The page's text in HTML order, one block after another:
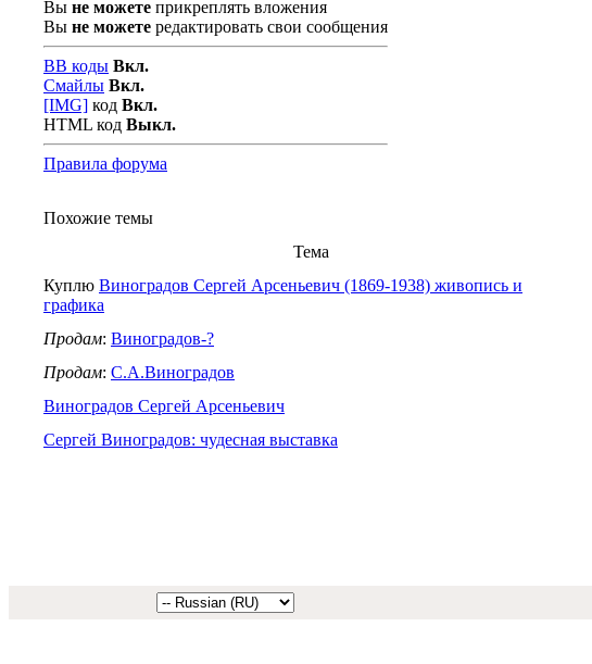
Вы не можете прикреплять вложения
Вы не можете редактировать свои сообщения
BB коды Вкл.
Смайлы Вкл.
[IMG] код Вкл.
HTML код Выкл.
Правила форума
Похожие темы
Тема
Куплю Виноградов Сергей Арсеньевич (1869-1938) живопись и
графика
Продам: Виноградов-?
Продам: С.А.Виноградов
Виноградов Сергей Арсеньевич
Сергей Виноградов: чудесная выставка